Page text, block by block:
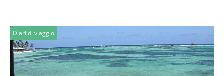
Diari di viaggio